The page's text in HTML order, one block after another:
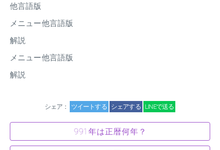
他言語版
メニュー他言語版
解説
メニュー他言語版
解説
シェア： ツイートする シェアする LINEで送る
991年は正暦何年？